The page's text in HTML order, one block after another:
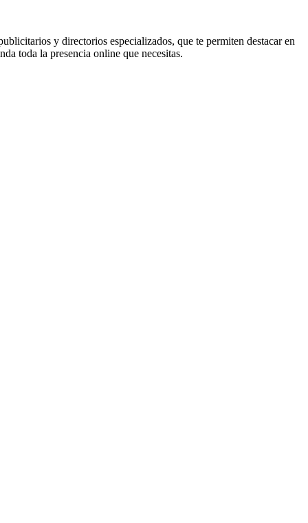
y directorios especializados, que te permiten destacar en
toda la presencia online que necesitas.